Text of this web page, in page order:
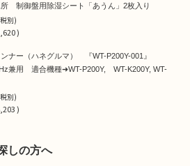
制御盤用除湿シート「あうん」2枚入り
別)
)
ナー（ハネグルマ） 『WT-P200Y-001』
兼用 適合機種➜WT-P200Y, WT-K200Y, WT-
別)
)
しの方へ